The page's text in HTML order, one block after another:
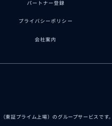
パートナー登録
プライバシーポリシー
会社案内
東証プライム上場）のグループサービスです。